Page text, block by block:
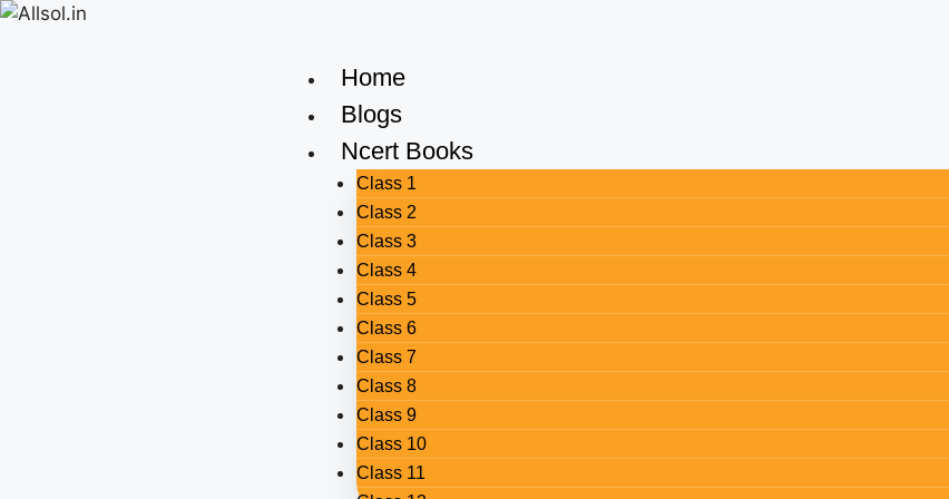
Home
Blogs
Ncert Books
Class 1
Class 2
Class 3
Class 4
Class 5
Class 6
Class 7
Class 8
Class 9
Class 10
Class 11